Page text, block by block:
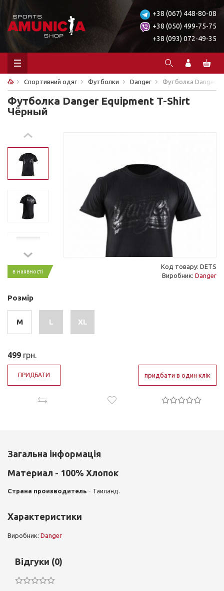
+38 (067) 448-80-08
+38 (050) 499-75-75
+38 (093) 072-49-35
Спортивний одяг Футболки Danger Футболка Danger
Футболка Danger Equipment T-Shirt
Чёрный
в наявності
Код товару: DETS
Виробник: Danger
Розмір
M L XL
499 грн.
ПРИДБАТИ придбати в один клік
Загальна інформація
Материал - 100% Хлопок
Страна производитель - Таиланд.
Характеристики
Виробник: Danger
Відгуки (0)